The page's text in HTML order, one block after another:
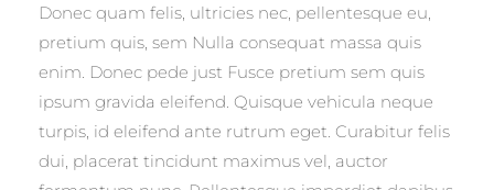
Donec quam felis, ultricies nec, pellentesque eu,
pretium quis, sem Nulla consequat massa quis
enim. Donec pede just Fusce pretium sem quis
ipsum gravida eleifend. Quisque vehicula neque
turpis, id eleifend ante rutrum eget. Curabitur felis
dui, placerat tincidunt maximus vel, auctor